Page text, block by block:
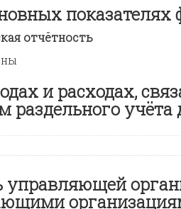
показателях
отчётность
и расходах,
учёта
управляющей